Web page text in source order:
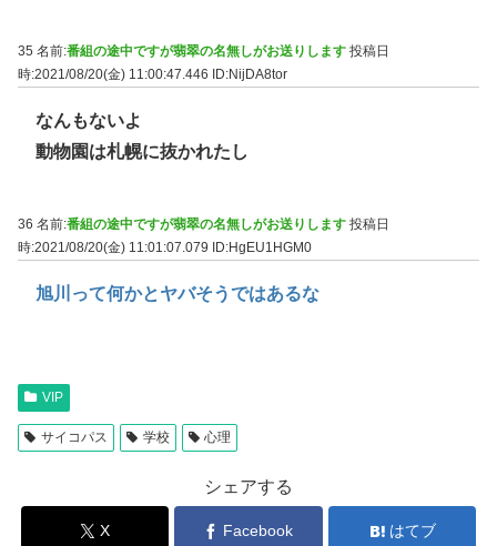
35 名前:番組の途中ですが翡翠の名無しがお送りします 投稿日
時:2021/08/20(金) 11:00:47.446 ID:NijDA8tor
なんもないよ
動物園は札幌に抜かれたし
36 名前:番組の途中ですが翡翠の名無しがお送りします 投稿日
時:2021/08/20(金) 11:01:07.079
ID:HgEU1HGM0
旭川って何かとヤバそうではあるな
VIP
サイコパス 学校 心理
シェアする
X Facebook はてブ